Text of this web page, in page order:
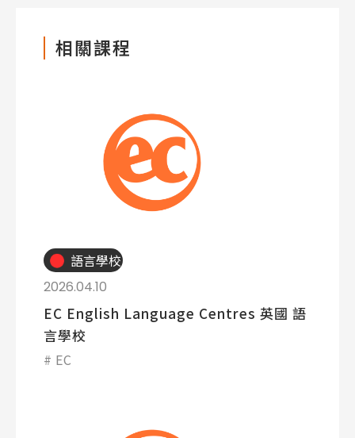
相關課程
語言學校
2026.04.10
EC English Language Centres 英國 語
言學校
EC